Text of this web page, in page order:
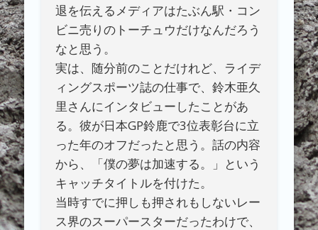
退を伝えるメディアはたぶん駅・コン
ビニ売りのトーチュウだけなんだろう
なと思う。
実は、随分前のことだけれど、ライデ
ィングスポーツ誌の仕事で、鈴木亜久
里さんにインタビューしたことがあ
る。彼が日本GP鈴鹿で3位表彰台に立
った年のオフだったと思う。話の内容
から、「僕の夢は加速する。」という
キャッチタイトルを付けた。
当時すでに押しも押されもしないレー
ス界のスーパースターだったわけで、